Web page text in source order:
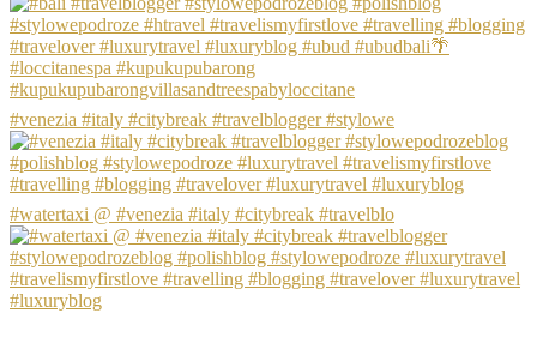
#venezia #italy #citybreak #travelblogger #stylowe
#watertaxi @ #venezia #italy #citybreak #travelblo